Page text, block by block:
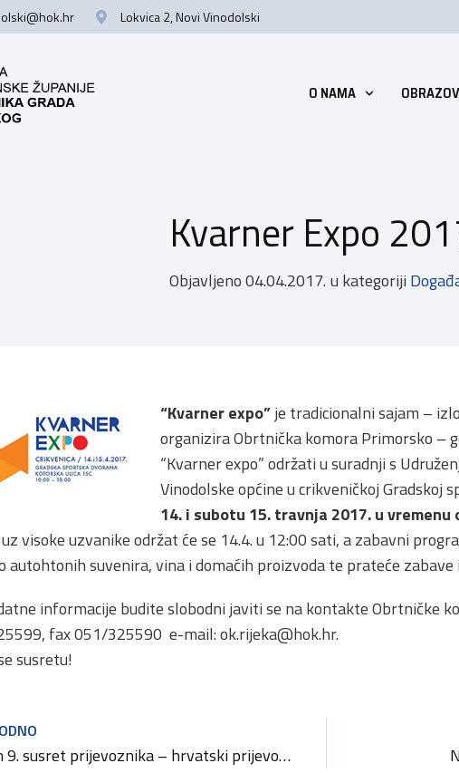
Lokvica 2, Novi Vinodolski
O NAMA
Kvarner Expo
Objavljeno04.04.2017. u kategoriji
“Kvarner expo”je tradicionalni sajam –
organizira Obrtnička komora Primorsko –
“Kvarner expo” održati u suradnji s
Vinodolske općine u crikveničkoj Gradskoj
14. i subotu 15. travnja 2017. u vremenu
visoke uzvanike održat će se 14.4. u 12:00 sati, a zabavni
autohtonih suvenira, vina i domaćih proizvoda te prateće
informacije budite slobodni javiti se na kontakte Obrtničke
fax 051/325590 e-mail:ok.rijeka@hok.hr.
susretu!
Održan 9. susret prijevoznika – hrvatski prijevoznici sve manje konkurentni